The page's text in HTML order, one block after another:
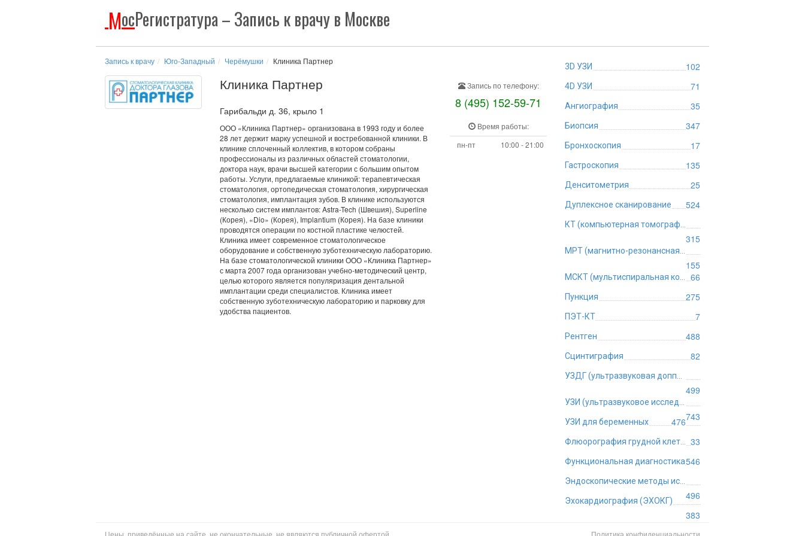
МосРегистратура– Запись к врачу в Москве
Запись к врачу Юго-Западный Черёмушки Клиника Партнер
Клиника Партнер
Гарибальди д. 36, крыло 1
ООО «Клиника Партнер» организована в 1993 году и более
28 лет держит марку успешной и востребованной клиники. В
клинике сплоченный коллектив, в котором собраны
профессионалы из различных областей стоматологии,
доктора наук, врачи высшей категории с большим опытом
работы. Услуги, предлагаемые клиникой: терапевтическая
стоматология, ортопедическая стоматология, хирургическая
стоматология, имплантация зубов. В клинике используются
несколько систем имплантов: Astra-Tech (Швешия), Superline
(Корея), «Dio» (Корея), Implantium (Корея). На базе клиники
проводятся операции по костной пластике челюстей.
Клиника имеет современное стоматологическое
оборудование и собственную зуботехническую лабораторию.
На базе стоматологической клиники ООО «Клиника Партнер»
с марта 2007 года организован учебно-методический центр,
целью которого является популяризация дентальной
имплантации среди специалистов. Клиника имеет
собственную зуботехническую лабораторию и парковку для
удобства пациентов.
Запись по телефону:
8 (495) 152-59-71
Время работы:
пн-пт
10:00 - 21:00
3D УЗИ 102
4D УЗИ 71
Ангиография 35
Биопсия 347
Бронхоскопия 17
Гастроскопия 135
Денситометрия 25
Дуплексное сканирование 524
315
155
66
Пункция 275
ПЭТ-КТ 7
Рентген 488
Сцинтиграфия 82
499
743
УЗИ для беременных 476
33
Функциональная диагностика546
496
Эхокардиография (ЭХОКГ)
383
Цены, приведённые на сайте, не окончательные, не являются публичной офертой. Политика конфиденциальности